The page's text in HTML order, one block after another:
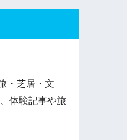
・芝居・文
体験記事や旅